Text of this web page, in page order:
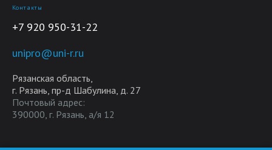
Контакты
+7 920 950-31-22
unipro@uni-r.ru
Рязанская область,
г. Рязань, пр-д Шабулина, д. 27
Почтовый адрес:
390000, г. Рязань, а/я 12